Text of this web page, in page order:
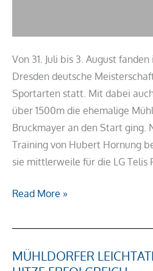
Von 31. Juli bis 3. August
Dresden deutsche
Sportarten statt. Mit dabei
über 1500m die ehemalige
Bruckmayer an den Start ging.
Training von Hubert Hornung
sie mittlerweile für die LG Telis
Read More »
MÜHLDORFER
Mühldorfer